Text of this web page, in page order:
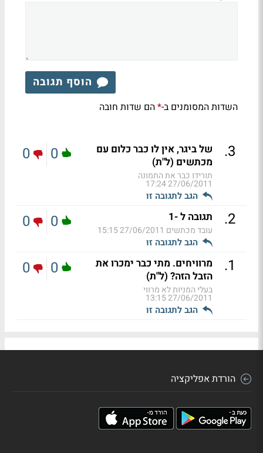
הוסף תגובה
השדות המסומנים ב-*הם שדות חובה
3
.
של ביגר, אין לו כבר כלום עם
מכתשים (ל"ת)
תורידו כבר את התמונה
27/06/2011 17:24
הגב לתגובה זו
0
0
2
. תגובה ל -1
עובד מכתשים 27/06/2011 15:15
הגב לתגובה זו
0
0
1
.
מרוויחים. מתי כבר ימכרו את
הזבל הזה? (ל"ת)
בעלי המניות לא מרווי
27/06/2011 13:15
הגב לתגובה זו
0
0
הורדת אפליקציה